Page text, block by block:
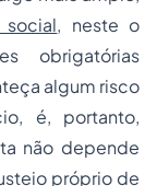
social, neste o
obrigatórias
algum risco
é, portanto,
não depende
próprio de